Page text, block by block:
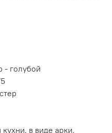
- голубой
в виде арки.